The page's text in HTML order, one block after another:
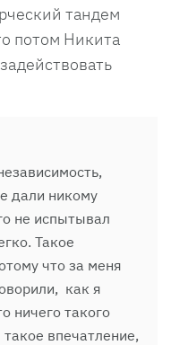
тандем
потом Никита
дали никому
не испытывал
Такое
что за меня
как я
ничего такого
впечатление,